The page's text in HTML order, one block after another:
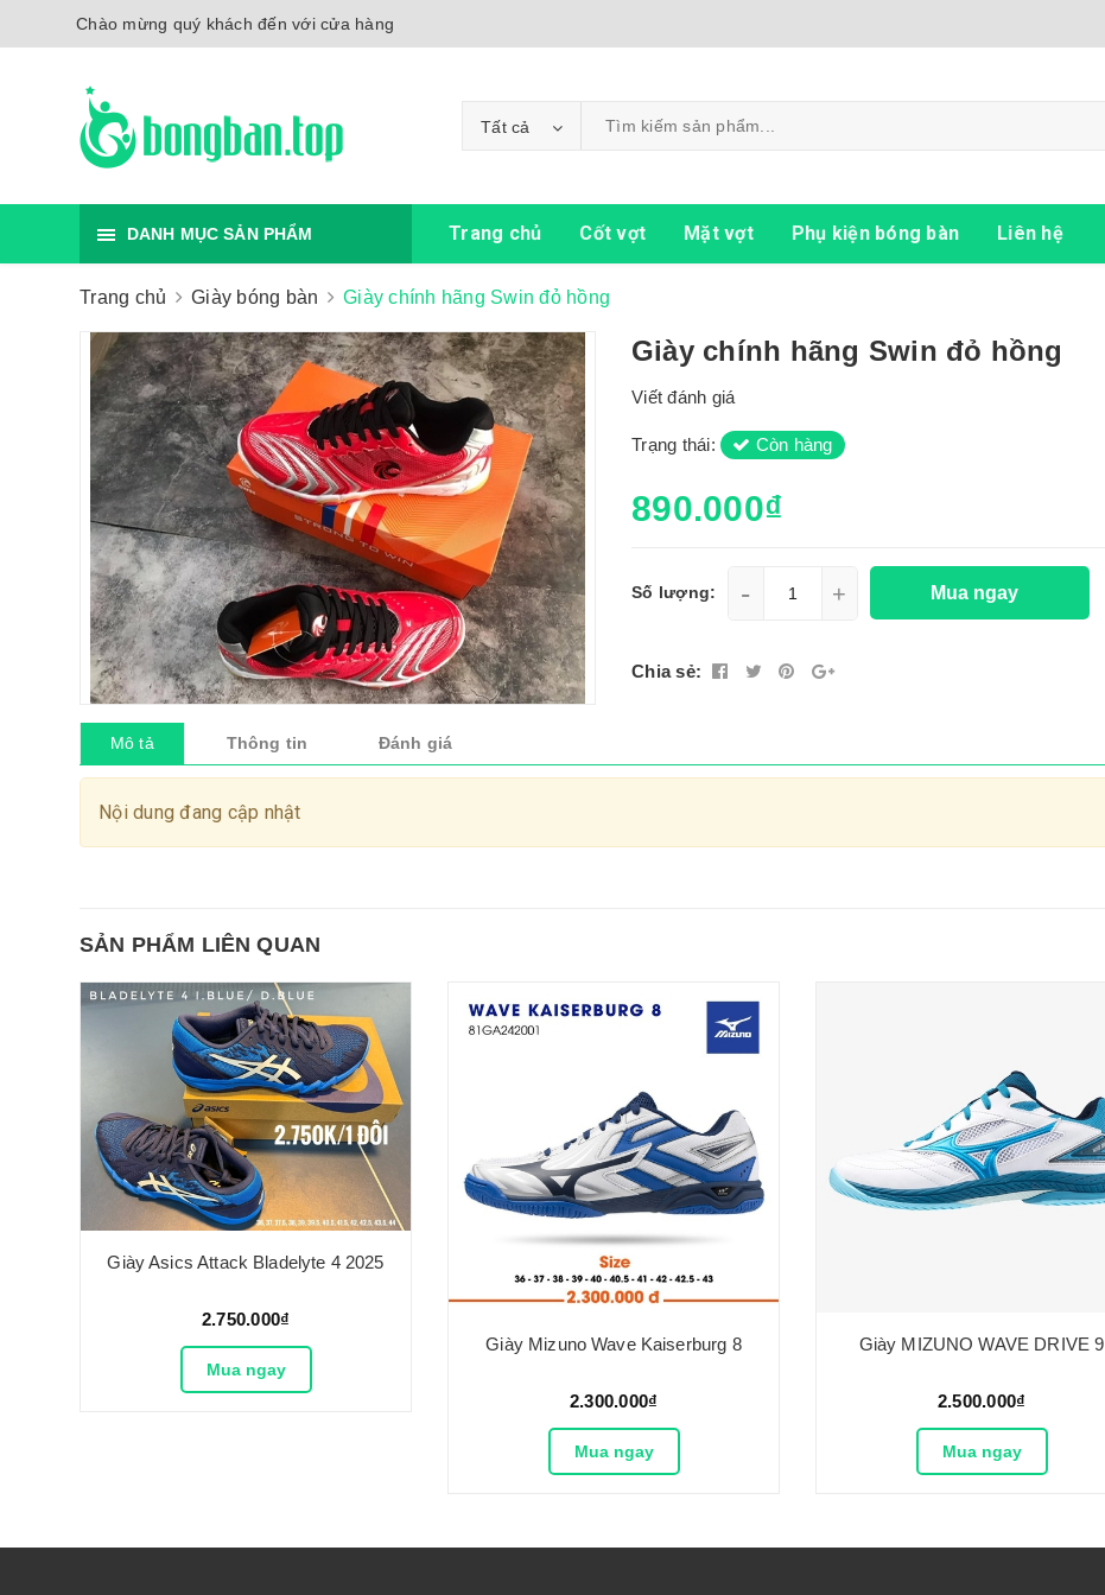
Chào mừng quý khách đến với cửa hàng
Tất cả
DANH MỤC SẢN PHẨM Trang chủ Cốt vợt Mặt vợt Phụ kiện bóng bàn Liên hệ
Trang chủ Giày bóng bàn Giày chính hãng Swin đỏ hồng
Giày chính hãng Swin đỏ hồng
Viết đánh giá
Trạng thái: Còn hàng
890.000₫
Số lượng: - + Mua ngay
Chia sẻ:
Mô tả Thông tin Đánh giá
Nội dung đang cập nhật
SẢN PHẨM LIÊN QUAN
Giày Asics Attack Bladelyte 4 2025
2.750.000₫
Mua ngay
Giày Mizuno Wave Kaiserburg 8
2.300.000₫
Mua ngay
Giày MIZUNO WAVE DRIVE 9
2.500.000₫
Mua ngay